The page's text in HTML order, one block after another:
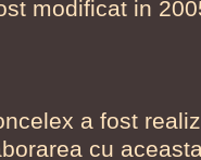
modificat in
a fost
cu